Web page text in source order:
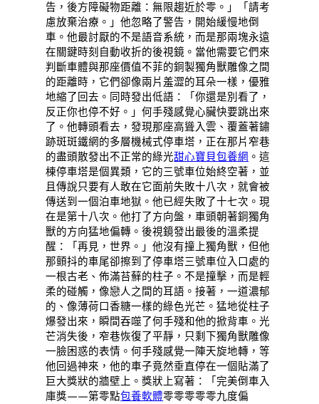
告，後方障礙物距離：無限趨近於零。」「請考
慮放棄治療。」他忽略了警告，開始緩慢地倒
車。他最討厭的不是語音系統，而是那兩塊永遠
在關鍵時刻自動收折的後視鏡。當他需要它們來
判斷車體與那座價值不菲的銅製獨角獸雕像之間
的距離時，它們卻像兩片羞澀的耳朵一樣，優雅
地縮了回去。同時發出低語：「你還是別看了，
反正你也停不好。」何手殘感覺心臟快要跳出來
了。他轉頭看去，發現那座高聳入雲、覆蓋著鏽
跡斑斑鐵網的多層機械式停車塔，正在那片窄巷
的盡頭散發出不正常的綠光甜心寶貝包養網 。這
棟停車塔是個異類，它的三號車位始終空著，並
且傳說只要有人敢在它面前失敗十八次，就會被
傳送到一個泊車地獄。他已經失敗了十七次。現
在是第十八次。他打了方向盤，車頭朝著銅獨角
獸的方向猛地偏轉。後視鏡發出最後的溫柔提
醒：「再見，世界。」他沒有撞上獨角獸，但他
那顫抖的車尾卻擦到了停車塔三號車位入口處的
一根古老、佈滿苔蘚的柱子。不是撞擊，而是輕
柔的碰觸，像戀人之間的耳語。接著，一道濃郁
的、像薄荷口香糖一樣的綠色光芒。猛地從柱子
爆發出來，瞬間吞噬了何手殘和他的掀背車。光
芒消失後，窄巷恢復了平靜，只剩下獨角獸雕像
一臉困惑的表情。何手殘感覺一陣天旋地轉，等
他回過神來，他的車子竟然垂直停在一個貼滿了
巨大獎狀的牆壁上。獎狀上寫著：「完美倒車入
庫獎——第零點包養軟體零零零零零九度偏